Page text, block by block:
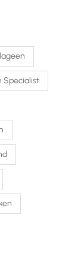
Specialist